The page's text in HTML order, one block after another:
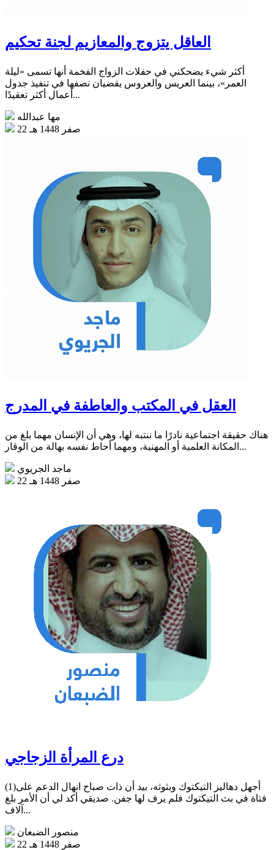
العاقل يتزوج والمعازيم لجنة تحكيم
أكثر شيء يضحكني في حفلات الزواج الفخمة أنها تسمى «ليلة
العمر»، بينما العريس والعروس يقضيان نصفها في تنفيذ جدول
أعمال أكثر تعقيدًا...
مها عبدالله
22 صفر 1448 هـ
العقل في المكتب والعاطفة في المدرج
هناك حقيقة اجتماعية نادرًا ما ننتبه لها، وهي أن الإنسان مهما بلغ من
المكانة العلمية أو المهنية، ومهما أحاط نفسه بهالة من الوقار...
ماجد الجريوي
22 صفر 1448 هـ
درع المرأة الزجاجي
(1)أجهل دهاليز التيكتوك وبثوثه، بيد أن ذات صباح انهال الدعم على
فتاة في بث التيكتوك فلم يرف لها جفن. صديقي أكد لي أن الأمر بلغ
آلاف...
منصور الضبعان
22 صفر 1448 هـ